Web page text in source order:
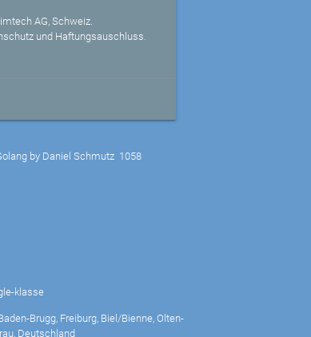
AG, Schweiz.
und Haftungsauschluss.
by Daniel Schmutz 1058
klasse
Brugg, Freiburg, Biel/Bienne, Olten-
Deutschland